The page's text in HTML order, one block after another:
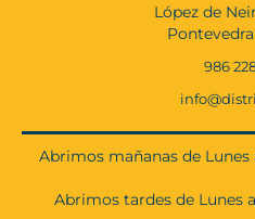
López de
986
Abrimos mañanas de Lunes
Abrimos tardes de Lunes